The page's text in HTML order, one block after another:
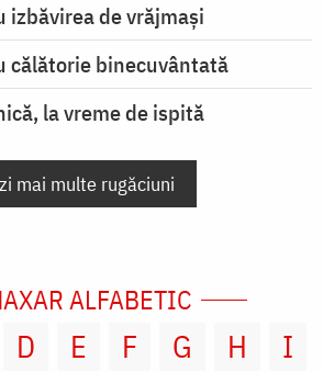
izbăvirea de vrăjmași
călătorie binecuvântată
la vreme de ispită
mai multe rugăciuni
ALFABETIC
D E F G H
I